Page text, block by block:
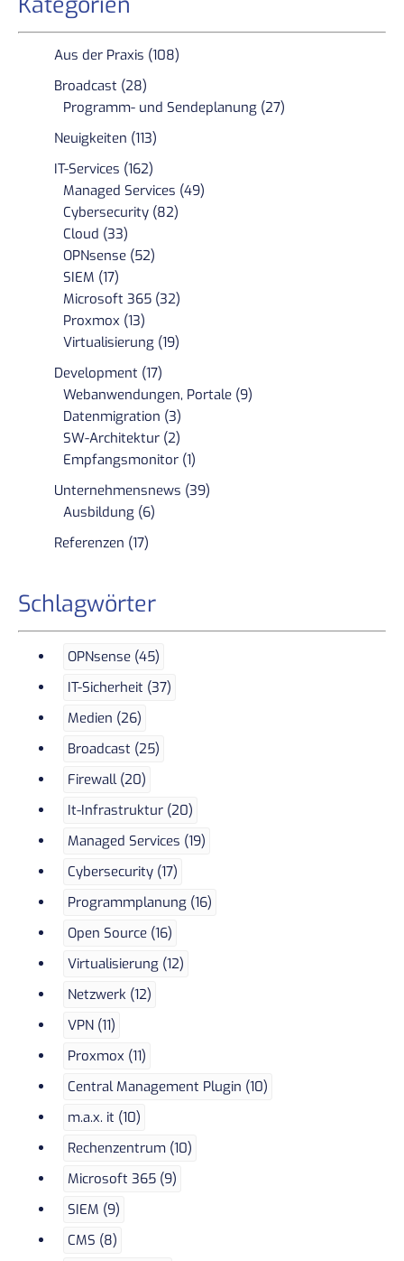
Aus der Praxis (108)
Broadcast (28)
Programm- und Sendeplanung (27)
Neuigkeiten (113)
IT-Services (162)
Managed Services (49)
Cybersecurity (82)
Cloud (33)
OPNsense (52)
SIEM (17)
Microsoft 365 (32)
Proxmox (13)
Virtualisierung (19)
Development (17)
Webanwendungen, Portale (9)
Datenmigration (3)
SW-Architektur (2)
Empfangsmonitor (1)
Unternehmensnews (39)
Ausbildung (6)
Referenzen (17)
Schlagwörter
OPNsense (45)
IT-Sicherheit (37)
Medien (26)
Broadcast (25)
Firewall (20)
It-Infrastruktur (20)
Managed Services (19)
Cybersecurity (17)
Programmplanung (16)
Open Source (16)
Virtualisierung (12)
Netzwerk (12)
VPN (11)
Proxmox (11)
Central Management Plugin (10)
m.a.x. it (10)
Rechenzentrum (10)
Microsoft 365 (9)
SIEM (9)
CMS (8)